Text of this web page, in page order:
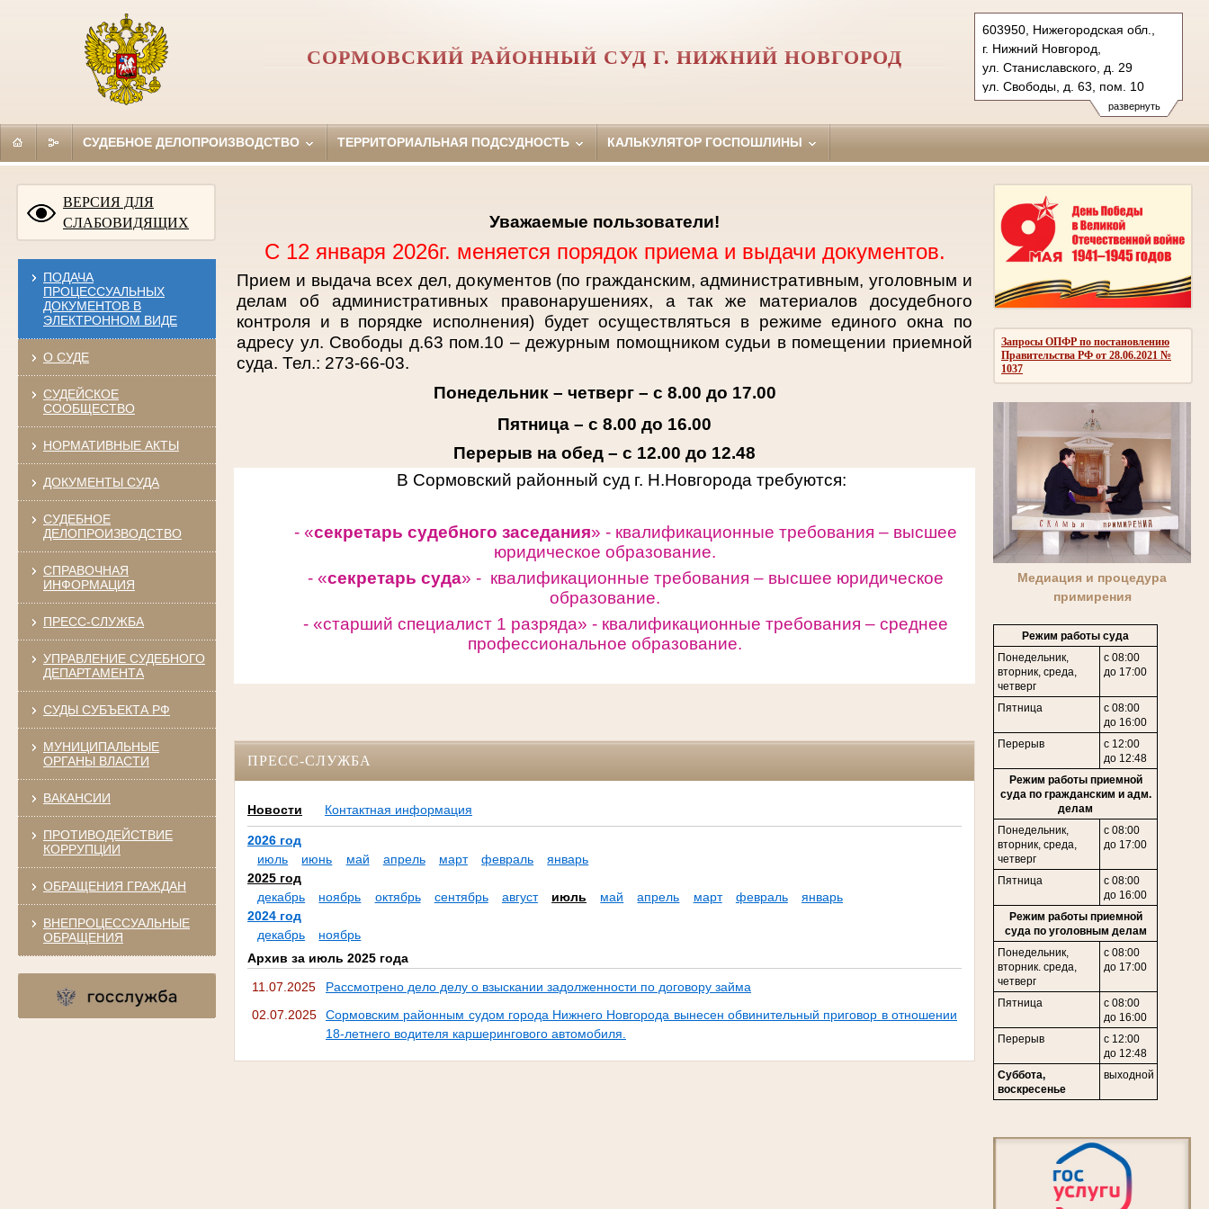
развернуть
603950, Нижегородская обл.,
г. Нижний Новгород,
ул. Станиславского, д. 29
ул. Свободы, д. 63, пом. 10
Тел.: (831) 271-92-30 (уг.), 273-
66-03 (гражд.)
СОРМОВСКИЙ РАЙОННЫЙ СУД Г. НИЖНИЙ НОВГОРОД
СУДЕБНОЕ ДЕЛОПРОИЗВОДСТВО ТЕРРИТОРИАЛЬНАЯ ПОДСУДНОСТЬ КАЛЬКУЛЯТОР ГОСПОШЛИНЫ
ВЕРСИЯ ДЛЯ
СЛАБОВИДЯЩИХ
ПОДАЧА
ПРОЦЕССУАЛЬНЫХ
ДОКУМЕНТОВ В
ЭЛЕКТРОННОМ ВИДЕ
О СУДЕ
СУДЕЙСКОЕ
СООБЩЕСТВО
НОРМАТИВНЫЕ АКТЫ
ДОКУМЕНТЫ СУДА
СУДЕБНОЕ
ДЕЛОПРОИЗВОДСТВО
СПРАВОЧНАЯ
ИНФОРМАЦИЯ
ПРЕСС-СЛУЖБА
УПРАВЛЕНИЕ СУДЕБНОГО
ДЕПАРТАМЕНТА
СУДЫ СУБЪЕКТА РФ
МУНИЦИПАЛЬНЫЕ
ОРГАНЫ ВЛАСТИ
ВАКАНСИИ
ПРОТИВОДЕЙСТВИЕ
КОРРУПЦИИ
ОБРАЩЕНИЯ ГРАЖДАН
ВНЕПРОЦЕССУАЛЬНЫЕ
ОБРАЩЕНИЯ
Запросы ОПФР по постановлению
Правительства РФ от 28.06.2021 №
1037
Медиация и процедура
примирения
Режим работы суда
Понедельник,
вторник, среда,
четверг
с 08:00
до 17:00
Пятница
с 08:00
до 16:00
Перерыв
с 12:00
до 12:48
Режим работы приемной
суда по гражданским и адм.
делам
Понедельник,
вторник, среда,
четверг
с 08:00
до 17:00
Пятница
с 08:00
до 16:00
Режим работы приемной
суда по уголовным делам
Понедельник,
вторник. среда,
четверг
с 08:00
до 17:00
Пятница
с 08:00
до 16:00
Перерыв
с 12:00
до 12:48
Суббота,
воскресенье
выходной
Уважаемые пользователи!
С 12 января 2026г. меняется порядок приема и выдачи документов.
Прием и выдача всех дел, документов (по гражданским, административным, уголовным и
делам об административных правонарушениях, а так же материалов досудебного
контроля и в порядке исполнения) будет осуществляться в режиме единого окна по
адресу ул. Свободы д.63 пом.10 – дежурным помощником судьи в помещении приемной
суда. Тел.: 273-66-03.
Понедельник – четверг – с 8.00 до 17.00
Пятница – с 8.00 до 16.00
Перерыв на обед – с 12.00 до 12.48
В Сормовский районный суд г. Н.Новгорода требуются:
- «секретарь судебного заседания» - квалификационные требования – высшее
юридическое образование.
- «секретарь суда» - квалификационные требования – высшее юридическое
образование.
- «старший специалист 1 разряда» - квалификационные требования – среднее
профессиональное образование.
ПРЕСС-СЛУЖБА
Новости Контактная информация
2026 год
июль
июнь май апрель март февраль
январь
2025 год
декабрь
ноябрь октябрь сентябрь август июль май апрель март февраль
январь
2024 год
декабрь
ноябрь
Архив за июль 2025 года
11.07.2025
Рассмотрено дело делу о взыскании задолженности по договору займа
02.07.2025
Сормовским районным судом города Нижнего Новгорода вынесен обвинительный приговор в отношении
18-летнего водителя каршерингового автомобиля.